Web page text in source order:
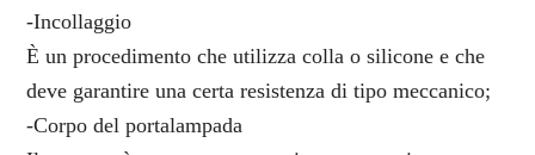
-Incollaggio
È un procedimento che utilizza colla o silicone e che
deve garantire una certa resistenza di tipo meccanico;
-Corpo del portalampada